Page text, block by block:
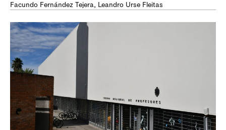
Facundo Fernández Tejera, Leandro Urse Fleitas